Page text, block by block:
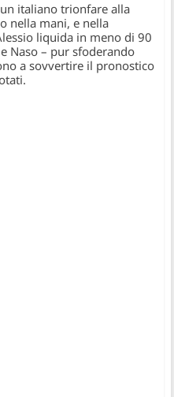
italiano trionfare alla
nella mani, e nella
liquida in meno di 90
Naso – pur sfoderando
a sovvertire il pronostico